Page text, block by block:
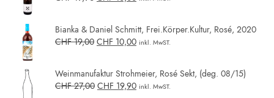
Bianka & Daniel Schmitt, Frei.Körper.Kultur, Rosé, 2020
CHF19,00 CHF 10,00 inkl. MwST.
Weinmanufaktur Strohmeier, Rosé Sekt, (deg. 08/15)
CHF27,00 CHF 19,90 inkl. MwST.